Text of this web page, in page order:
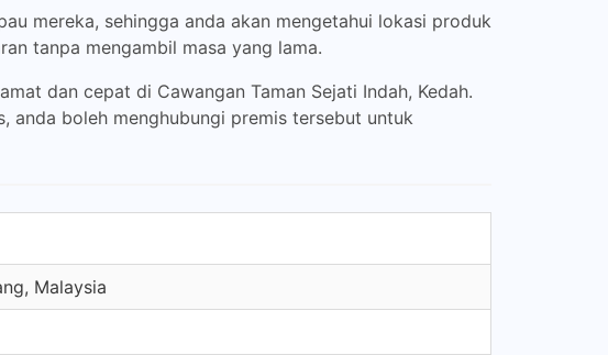
mereka, sehingga anda akan mengetahui lokasi produk
tanpa mengambil masa yang lama.
dan cepat di Cawangan Taman Sejati Indah, Kedah.
anda boleh menghubungi premis tersebut untuk
Malaysia